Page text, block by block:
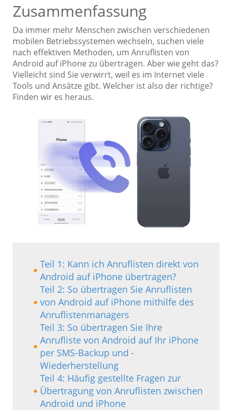
Zusammenfassung
Da immer mehr Menschen zwischen verschiedenen
mobilen Betriebssystemen wechseln, suchen viele
nach effektiven Methoden, um Anruflisten von
Android auf iPhone zu übertragen. Aber wie geht das?
Vielleicht sind Sie verwirrt, weil es im Internet viele
Tools und Ansätze gibt. Welcher ist also der richtige?
Finden wir es heraus.
Teil 1: Kann ich Anruflisten direkt von
Android auf iPhone übertragen?
Teil 2: So übertragen Sie Anruflisten
von Android auf iPhone mithilfe des
Anruflistenmanagers
Teil 3: So übertragen Sie Ihre
Anrufliste von Android auf Ihr iPhone
per SMS-Backup und -
Wiederherstellung
Teil 4: Häufig gestellte Fragen zur
Übertragung von Anruflisten zwischen
Android und iPhone